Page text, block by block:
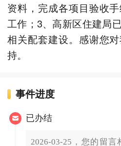
资料，完成各项目验收
工作；3、高新区住建局
相关配套建设。感谢您
持。
事件进度
已办结
2026-03-25，您的留